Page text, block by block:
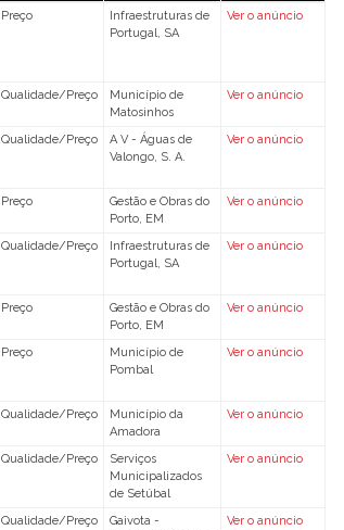
Preço
Infraestruturas de
Portugal, SA
Ver o anúncio
Qualidade/Preço
Município de
Matosinhos
Ver o anúncio
Qualidade/Preço
A V - Águas de
Valongo, S. A.
Ver o anúncio
Preço
Gestão e Obras do
Porto, EM
Ver o anúncio
Qualidade/Preço
Infraestruturas de
Portugal, SA
Ver o anúncio
Preço
Gestão e Obras do
Porto, EM
Ver o anúncio
Preço
Município de
Pombal
Ver o anúncio
Qualidade/Preço
Município da
Amadora
Ver o anúncio
Qualidade/Preço
Serviços
Municipalizados
de Setúbal
Ver o anúncio
Qualidade/Preço
Gaivota -
Ver o anúncio